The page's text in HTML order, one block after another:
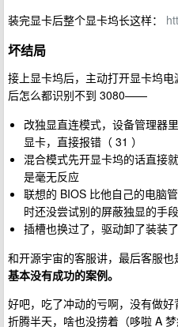
装完显卡后整个显卡坞长这样：
坏结局
接上显卡坞后，主动打开显卡坞
后怎么都识别不到 3080——
改独显直连模式，设备管理器
显卡，直接报错（ 31 ）
混合模式先开显卡坞的话直接
是毫无反应
联想的 BIOS 比他自己的电脑
时还没尝试别的屏蔽独显的手段
插槽也换过了，驱动卸了装装
和开源宇宙的客服讲，最后客服也
基本没有成功的案例。
好吧，吃了冲动的亏啊，没有做
折腾半天，啥也没捞着（哆啦 A 梦